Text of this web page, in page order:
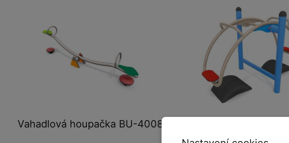
Vahadlová houpačka BU-4008